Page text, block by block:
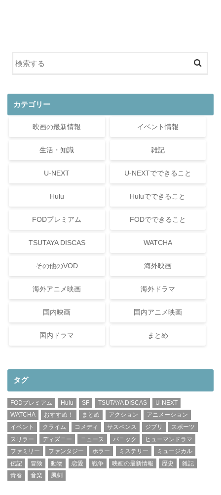
カテゴリー
映画の最新情報 イベント情報
生活・知識 雑記
U-NEXT U-NEXTでできること
Hulu Huluでできること
FODプレミアム FODでできること
TSUTAYA DISCAS WATCHA
その他のVOD 海外映画
海外アニメ映画 海外ドラマ
国内映画 国内アニメ映画
国内ドラマ まとめ
タグ
FODプレミアム Hulu SF TSUTAYA DISCAS
U-NEXT
WATCHA
おすすめ！ まとめ アクション
アニメーション
イベント
クライム コメディ サスペンス ジブリ
スポーツ
スリラー
ディズニー ニュース パニック
ヒューマンドラマ
ファミリー
ファンタジー ホラー ミステリー
ミュージカル
伝記
冒険 動物 恋愛 戦争 映画の最新情報 歴史
雑記
青春
音楽 風刺